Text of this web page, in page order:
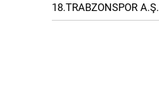
18.TRABZONSPOR A.Ş.